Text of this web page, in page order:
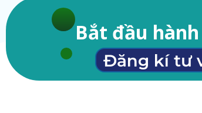
Bắt đầu
Đăng kí tư